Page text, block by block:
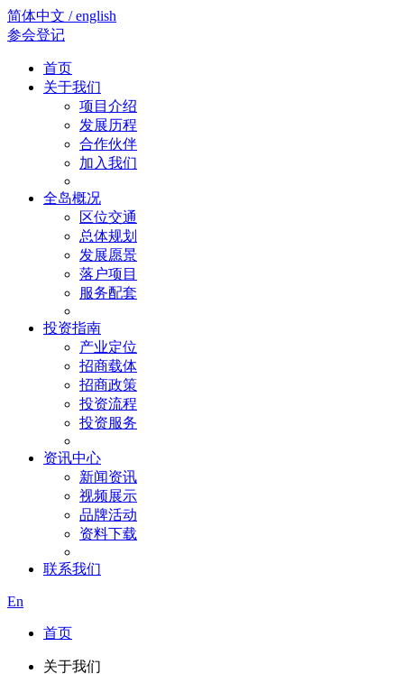
简体中文 / english
参会登记
首页
关于我们
项目介绍
发展历程
合作伙伴
加入我们
全岛概况
区位交通
总体规划
发展愿景
落户项目
服务配套
投资指南
产业定位
招商载体
招商政策
投资流程
投资服务
资讯中心
新闻资讯
视频展示
品牌活动
资料下载
联系我们
En
首页
关于我们